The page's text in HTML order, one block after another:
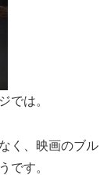
では。
く、映画のブル
です。